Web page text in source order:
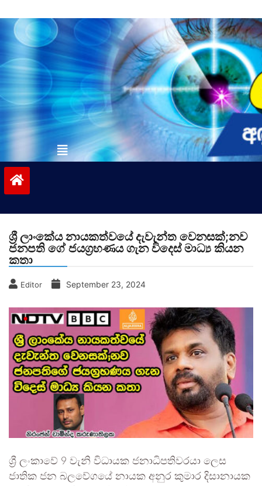
to
contentvinivida.lk
ශ්‍රී ලාංකේය නායකත්වයේ දැවැන්ත වෙනසක්;නව
ජනපති ගේ ජයග්‍රහණය ගැන විදෙස් මාධ්‍ය කියන
කතා
Editor September 23, 2024
ශ්‍රී ලංකාවේ 9 වැනි විධායක ජනාධිපතිවරයා ලෙස
ජාතික ජන බලවේගයේ නායක අනුර කුමාර දිසානායක